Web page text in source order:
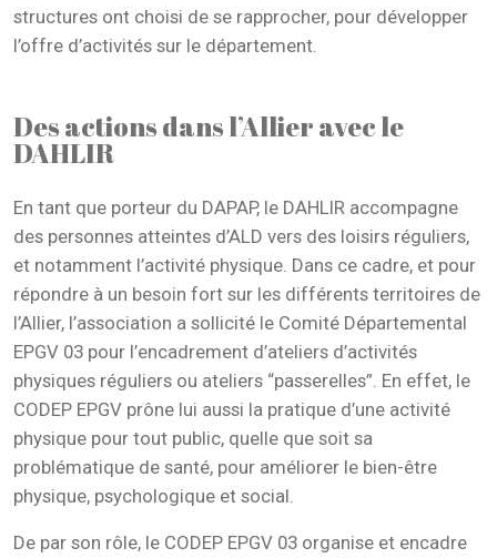
structures ont choisi de se rapprocher, pour développer
l’offre d’activités sur le département.
Des actions dans l’Allier avec le
DAHLIR
En tant que porteur du DAPAP, le DAHLIR accompagne
des personnes atteintes d’ALD vers des loisirs réguliers,
et notamment l’activité physique. Dans ce cadre, et pour
répondre à un besoin fort sur les différents territoires de
l’Allier, l’association a sollicité le Comité Départemental
EPGV 03 pour l’encadrement d’ateliers d’activités
physiques réguliers ou ateliers “passerelles”. En effet, le
CODEP EPGV prône lui aussi la pratique d’une activité
physique pour tout public, quelle que soit sa
problématique de santé, pour améliorer le bien-être
physique, psychologique et social.
De par son rôle, le CODEP EPGV 03 organise et encadre